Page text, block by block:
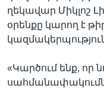
ղեկավար Միկլոշ
օրենքը կարող է
«Կարծում ենք, որ